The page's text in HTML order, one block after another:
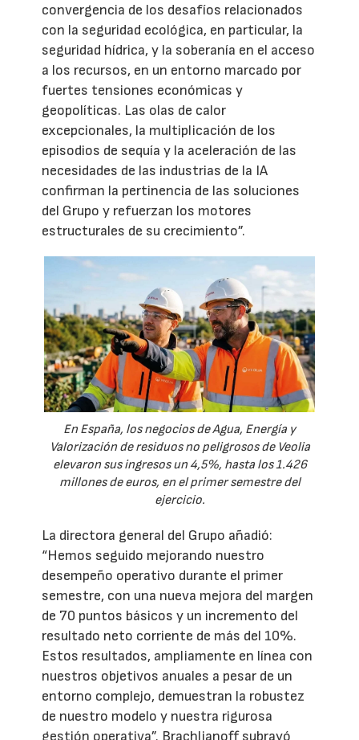
convergencia de los desafíos relacionados
con la seguridad ecológica, en particular, la
seguridad hídrica, y la soberanía en el acceso
a los recursos, en un entorno marcado por
fuertes tensiones económicas y
geopolíticas. Las olas de calor
excepcionales, la multiplicación de los
episodios de sequía y la aceleración de las
necesidades de las industrias de la IA
confirman la pertinencia de las soluciones
del Grupo y refuerzan los motores
estructurales de su crecimiento”.
En España, los negocios de Agua, Energía y
Valorización de residuos no peligrosos de Veolia
elevaron sus ingresos un 4,5%, hasta los 1.426
millones de euros, en el primer semestre del
ejercicio.
La directora general del Grupo añadió:
“Hemos seguido mejorando nuestro
desempeño operativo durante el primer
semestre, con una nueva mejora del margen
de 70 puntos básicos y un incremento del
resultado neto corriente de más del 10%.
Estos resultados, ampliamente en línea con
nuestros objetivos anuales a pesar de un
entorno complejo, demuestran la robustez
de nuestro modelo y nuestra rigurosa